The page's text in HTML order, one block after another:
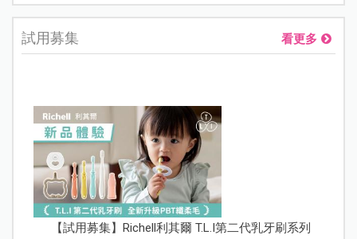
試用募集 看更多
【試用募集】Richell利其爾 T.L.I第二代乳牙刷系列